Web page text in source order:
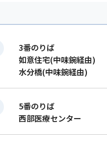
3番のりば
如意住宅(中味鋺経由)
水分橋(中味鋺経由)
5番のりば
西部医療センター